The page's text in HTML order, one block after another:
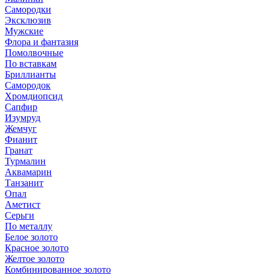
Самородки
Эксклюзив
Мужские
Флора и фантазия
Помолвочные
По вставкам
Бриллианты
Самородок
Хромдиопсид
Сапфир
Изумруд
Жемчуг
Фианит
Гранат
Турмалин
Аквамарин
Танзанит
Опал
Аметист
Серьги
По металлу
Белое золото
Красное золото
Желтое золото
Комбинированное золото